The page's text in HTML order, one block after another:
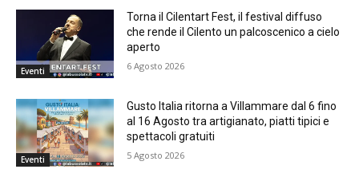
Eventi
Torna il Cilentart Fest, il festival diffuso
che rende il Cilento un palcoscenico a cielo
aperto
6 Agosto 2026
Eventi
Gusto Italia ritorna a Villammare dal 6 fino
al 16 Agosto tra artigianato, piatti tipici e
spettacoli gratuiti
5 Agosto 2026